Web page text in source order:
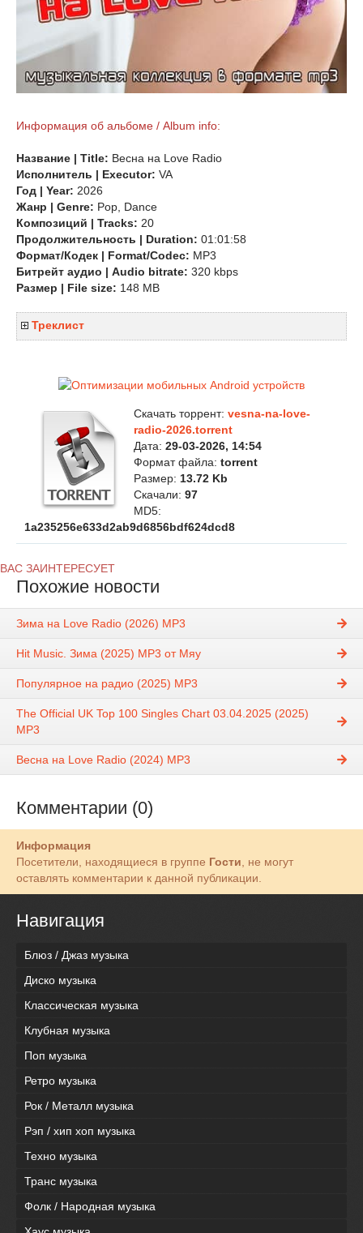
Информация об альбоме / Album info:
Название | Title: Весна на Love Radio
Исполнитель | Executor: VA
Год | Year: 2026
Жанр | Genre: Pop, Dance
Композиций | Tracks: 20
Продолжительность | Duration: 01:01:58
Формат/Кодек | Format/Codec: MP3
Битрейт аудио | Audio bitrate: 320 kbps
Размер | File size: 148 MB
Треклист
Скачать торрент: vesna-na-love-
radio-2026.torrent
Дата: 29-03-2026, 14:54
Формат файла: torrent
Размер: 13.72 Kb
Скачали: 97
MD5:
1a235256e633d2ab9d6856bdf624dcd8
ВАС ЗАИНТЕРЕСУЕТ
Похожие новости
Зима на Love Radio (2026) MP3
Hit Music. Зима (2025) MP3 от Мяу
Популярное на радио (2025) MP3
The Official UK Top 100 Singles Chart 03.04.2025 (2025)
MP3
Весна на Love Radio (2024) MP3
Комментарии (0)
Информация
Посетители, находящиеся в группе Гости, не могут
оставлять комментарии к данной публикации.
Навигация
Блюз / Джаз музыка
Диско музыка
Классическая музыка
Клубная музыка
Поп музыка
Ретро музыка
Рок / Металл музыка
Рэп / хип хоп музыка
Техно музыка
Транс музыка
Фолк / Народная музыка